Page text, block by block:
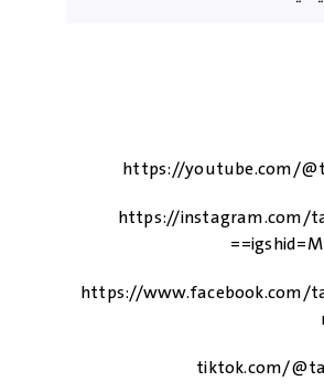
https://youtube.com/
https://instagram.com/
https://www.facebook.com/
tiktok.com/